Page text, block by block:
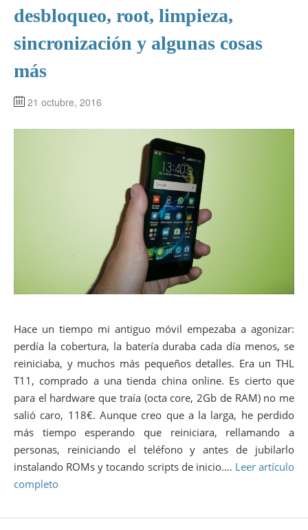
desbloqueo, root, limpieza,
sincronización y algunas cosas
más
21 octubre, 2016
Hace un tiempo mi antiguo móvil empezaba a agonizar:
perdía la cobertura, la batería duraba cada día menos, se
reiniciaba, y muchos más pequeños detalles. Era un THL
T11, comprado a una tienda china online. Es cierto que
para el hardware que traía (octa core, 2Gb de RAM) no me
salió caro, 118€. Aunque creo que a la larga, he perdido
más tiempo esperando que reiniciara, rellamando a
personas, reiniciando el teléfono y antes de jubilarlo
instalando ROMs y tocando scripts de inicio.… Leer artículo
completo